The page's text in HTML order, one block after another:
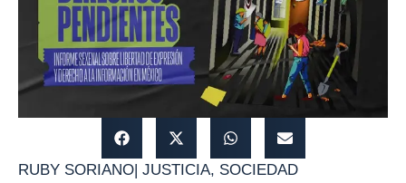
RUBY SORIANO| JUSTICIA, SOCIEDAD